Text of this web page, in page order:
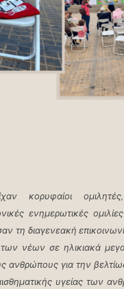
κορυφαίοι
ενημερωτικές
τη διαγενεακή
νέων σε ηλικιακά
ανθρώπους για την
υγείας των